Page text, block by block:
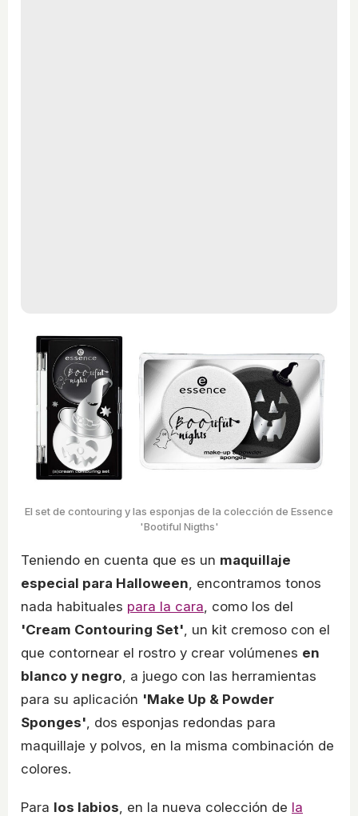
El set de contouring y las esponjas de la colección de Essence
'Bootiful Nigths'
Teniendo en cuenta que es un maquillaje
especial para Halloween , encontramos tonos
nada habituales para la cara , como los del
'Cream Contouring Set' , un kit cremoso con el
que contornear el rostro y crear volúmenes en
blanco y negro , a juego con las herramientas
para su aplicación 'Make Up & Powder
Sponges' , dos esponjas redondas para
maquillaje y polvos, en la misma combinación de
colores.
Para los labios , en la nueva colección de la